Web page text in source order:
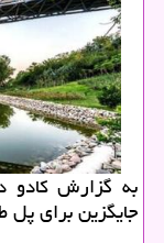
به گزارش كادو
جایگزین برای